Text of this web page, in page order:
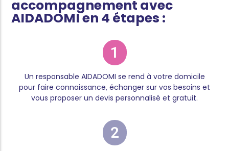
accompagnement avec
AIDADOMI en 4 étapes :
1
Un responsable AIDADOMI se rend à votre domicile
pour faire connaissance, échanger sur vos besoins et
vous proposer un devis personnalisé et gratuit.
2